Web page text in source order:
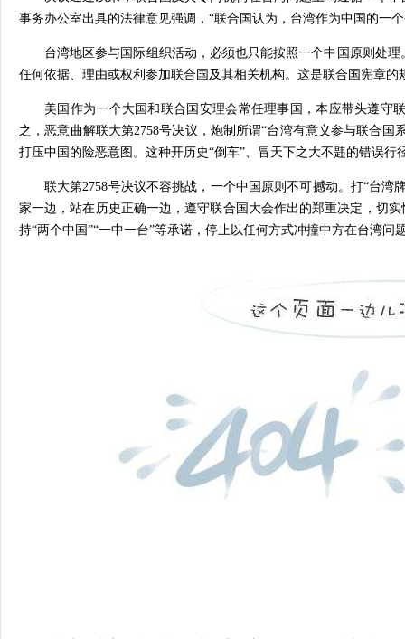
事务办公室出具的法律意见强调，“联合国认为，台湾作为中国的一
台湾地区参与国际组织活动，必须也只能按照一个中国原则处
任何依据、理由或权利参加联合国及其相关机构。这是联合国宪章
美国作为一个大国和联合国安理会常任理事国，本应带头遵守
之，恶意曲解联大第2758号决议，炮制所谓“台湾有意义参与联合
打压中国的险恶意图。这种开历史“倒车”、冒天下之大不韪的错误
联大第2758号决议不容挑战，一个中国原则不可撼动。打“台
家一边，站在历史正确一边，遵守联合国大会作出的郑重决定，切
持“两个中国”“一中一台”等承诺，停止以任何方式冲撞中方在台湾问